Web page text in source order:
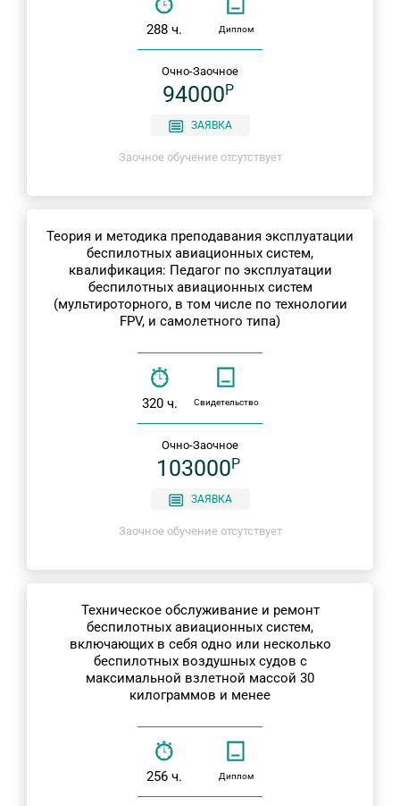
288 ч. Диплом
Очно-Заочное
94000P
ЗАЯВКА
Заочное обучение отсутствует
Теория и методика преподавания эксплуатации
беспилотных авиационных систем,
квалификация: Педагог по эксплуатации
беспилотных авиационных систем
(мультироторного, в том числе по технологии
FPV, и самолетного типа)
320 ч. Свидетельство
Очно-Заочное
103000P
ЗАЯВКА
Заочное обучение отсутствует
Техническое обслуживание и ремонт
беспилотных авиационных систем,
включающих в себя одно или несколько
беспилотных воздушных судов с
максимальной взлетной массой 30
килограммов и менее
256 ч. Диплом